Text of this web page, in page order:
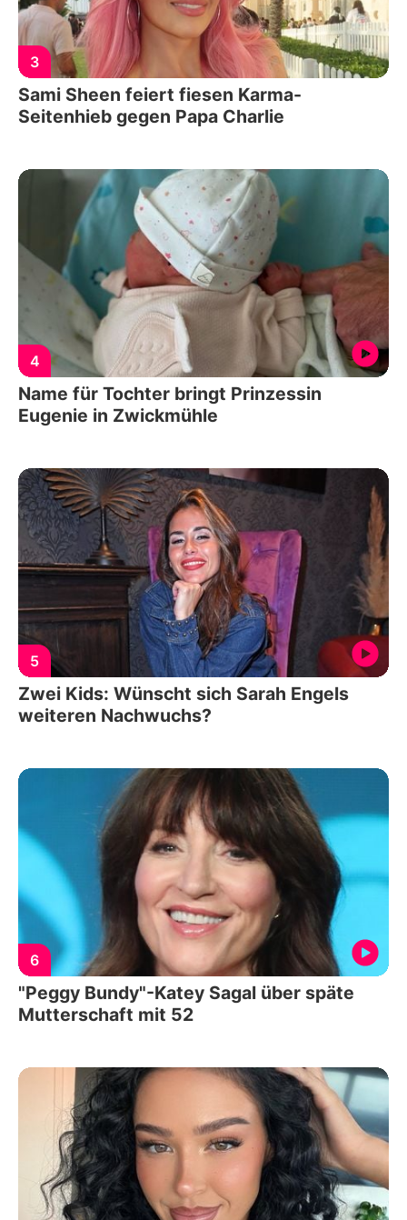
3
Sami Sheen feiert fiesen Karma-
Seitenhieb gegen Papa Charlie
4
Name für Tochter bringt Prinzessin
Eugenie in Zwickmühle
5
Zwei Kids: Wünscht sich Sarah Engels
weiteren Nachwuchs?
6
"Peggy Bundy"-Katey Sagal über späte
Mutterschaft mit 52